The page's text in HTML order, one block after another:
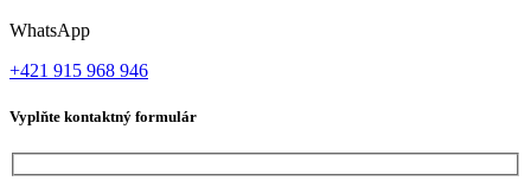
WhatsApp
+421 915 968 946
Vyplňte kontaktný formulár